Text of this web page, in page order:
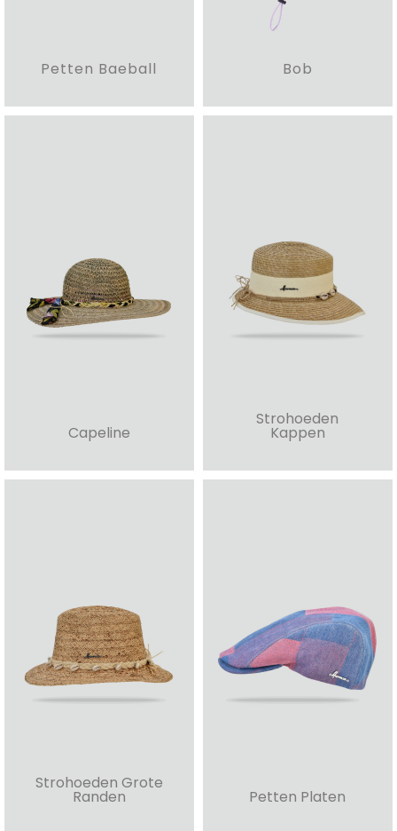
Petten Baeball Bob
Capeline
Strohoeden
Kappen
Strohoeden Grote
Randen Petten Platen